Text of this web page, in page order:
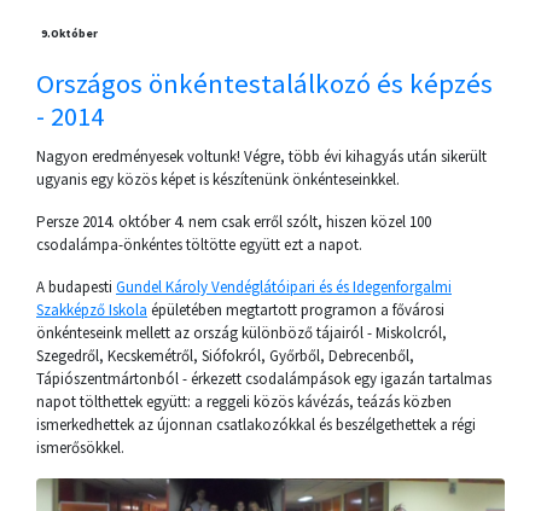
9.Október
Országos önkéntestalálkozó és képzés
- 2014
Nagyon eredményesek voltunk! Végre, több évi kihagyás után sikerült
ugyanis egy közös képet is készítenünk önkénteseinkkel.
Persze 2014. október 4. nem csak erről szólt, hiszen közel 100
csodalámpa-önkéntes töltötte együtt ezt a napot.
A budapesti Gundel Károly Vendéglátóipari és és Idegenforgalmi
Szakképző Iskola épületében megtartott programon a fővárosi
önkénteseink mellett az ország különböző tájairól - Miskolcról,
Szegedről, Kecskemétről, Siófokról, Győrből, Debrecenből,
Tápiószentmártonból - érkezett csodalámpások egy igazán tartalmas
napot tölthettek együtt: a reggeli közös kávézás, teázás közben
ismerkedhettek az újonnan csatlakozókkal és beszélgethettek a régi
ismerősökkel.